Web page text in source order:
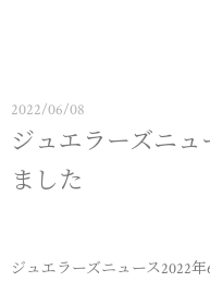
2022/06/08
ジュエラーズニュ
ました
ジュエラーズニュース2022